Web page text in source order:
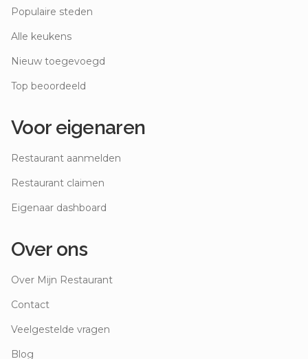
Populaire steden
Alle keukens
Nieuw toegevoegd
Top beoordeeld
Voor eigenaren
Restaurant aanmelden
Restaurant claimen
Eigenaar dashboard
Over ons
Over Mijn Restaurant
Contact
Veelgestelde vragen
Blog